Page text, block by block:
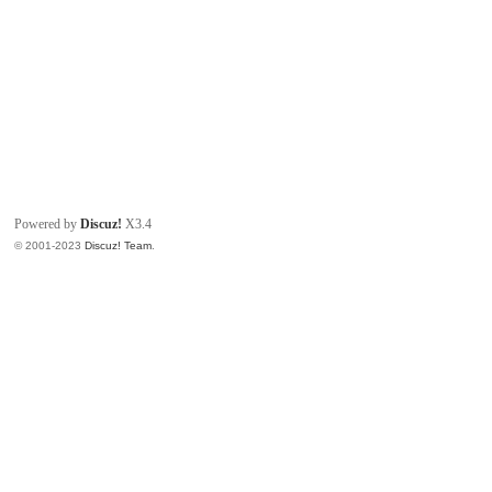
Powered byDiscuz! X3.4
© 2001-2023Discuz! Team